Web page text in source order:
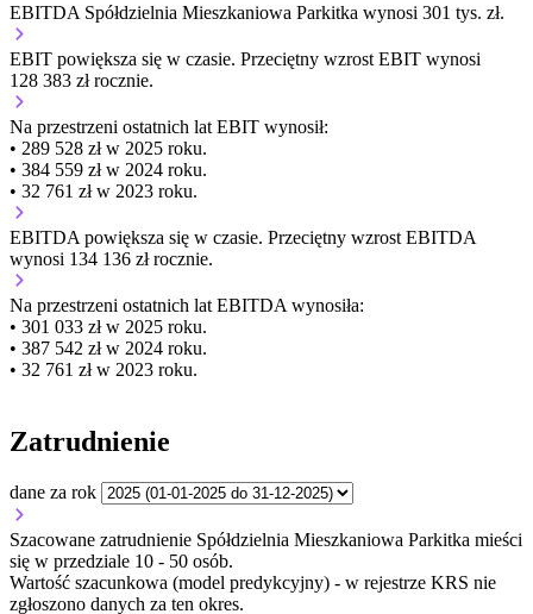
EBITDA Spółdzielnia Mieszkaniowa Parkitka wynosi 301 tys. zł.
EBIT powiększa się w czasie. Przeciętny wzrost EBIT wynosi
128 383 zł rocznie.
Na przestrzeni ostatnich lat EBIT wynosił:
• 289 528 zł w 2025 roku.
• 384 559 zł w 2024 roku.
• 32 761 zł w 2023 roku.
EBITDA powiększa się w czasie. Przeciętny wzrost EBITDA
wynosi 134 136 zł rocznie.
Na przestrzeni ostatnich lat EBITDA wynosiła:
• 301 033 zł w 2025 roku.
• 387 542 zł w 2024 roku.
• 32 761 zł w 2023 roku.
Zatrudnienie
dane za rok
Szacowane zatrudnienie Spółdzielnia Mieszkaniowa Parkitka mieści
się w przedziale 10 - 50 osób.
Wartość szacunkowa (model predykcyjny) - w rejestrze KRS nie
zgłoszono danych za ten okres.